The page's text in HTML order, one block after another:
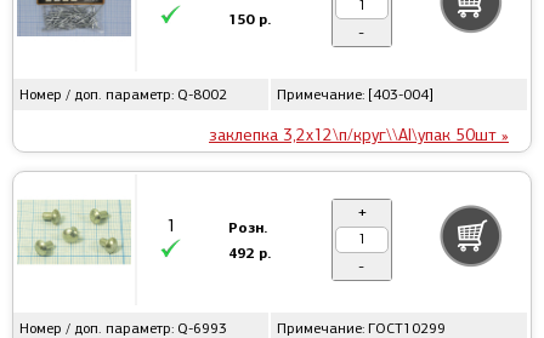
Номер / доп. параметр: Q-8002 Примечание: [403-004]
заклепка 3,2x12\п/круг\\Al\упак 50шт »
150 р.
-
Номер / доп. параметр: Q-6993 Примечание: ГОСТ10299
1
Розн.
492 р.
+
-